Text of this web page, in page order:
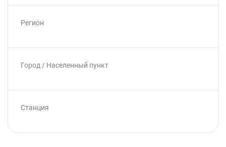
Регион
Город / Населенный пункт
Станция